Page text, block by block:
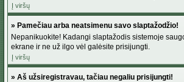
Į viršų
» Pamečiau arba neatsimenu savo slaptažodžio!
Nepanikuokite! Kadangi slaptažodis sistemoje
ekrane ir ne už ilgo vėl galėsite prisijungti.
Į viršų
» Aš užsiregistravau, tačiau negaliu prisijungti!